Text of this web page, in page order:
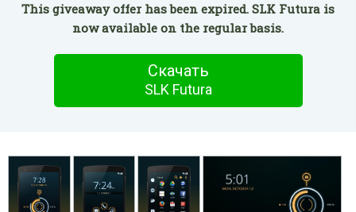
This giveaway offer has been expired. SLK Futura is
now available on the regular basis.
Скачать
SLK Futura